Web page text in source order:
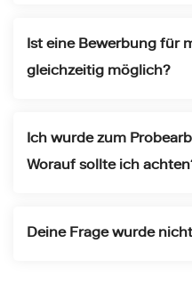
Ist eine Bewerbung für
gleichzeitig möglich?
Ich wurde zum
Worauf sollte ich
Deine Frage wurde